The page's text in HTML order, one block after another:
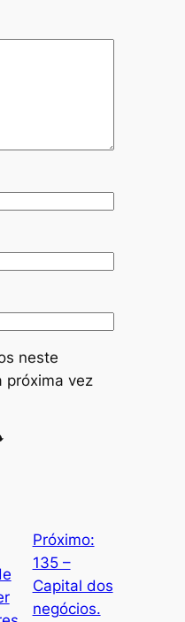
neste
próxima vez
Próximo:
135 –
Capital dos
negócios.